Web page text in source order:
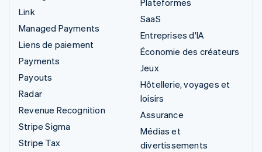
Link
Managed Payments
Liens de paiement
Payments
Payouts
Radar
Revenue Recognition
Stripe Sigma
Stripe Tax
SaaS
Entreprises d'IA
Économie des créateurs
Jeux
Hôtellerie, voyages et
loisirs
Assurance
Médias et
divertissements